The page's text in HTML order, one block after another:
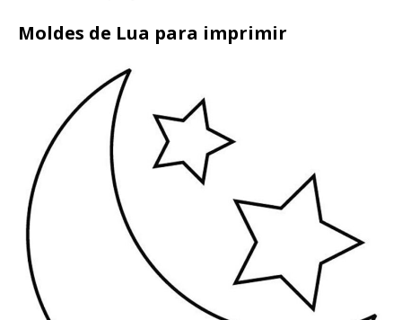
Moldes de Lua para imprimir